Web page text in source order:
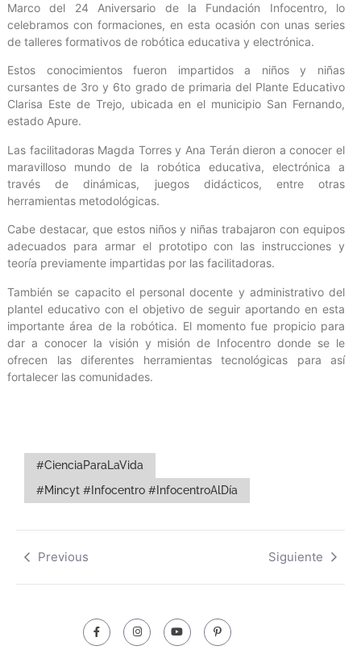
Marco del 24 Aniversario de la Fundación Infocentro, lo
celebramos con formaciones, en esta ocasión con unas series
de talleres formativos de robótica educativa y electrónica.
Estos conocimientos fueron impartidos a niños y niñas
cursantes de 3ro y 6to grado de primaria del Plante Educativo
Clarisa Este de Trejo, ubicada en el municipio San Fernando,
estado Apure.
Las facilitadoras Magda Torres y Ana Terán dieron a conocer el
maravilloso mundo de la robótica educativa, electrónica a
través de dinámicas, juegos didácticos, entre otras
herramientas metodológicas.
Cabe destacar, que estos niños y niñas trabajaron con equipos
adecuados para armar el prototipo con las instrucciones y
teoría previamente impartidas por las facilitadoras.
También se capacito el personal docente y administrativo del
plantel educativo con el objetivo de seguir aportando en esta
importante área de la robótica. El momento fue propicio para
dar a conocer la visión y misión de Infocentro donde se le
ofrecen las diferentes herramientas tecnológicas para así
fortalecer las comunidades.
#CienciaParaLaVida
#Mincyt #Infocentro #InfocentroAlDía
Previous Siguiente